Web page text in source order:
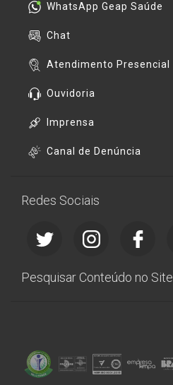
WhatsApp Geap Saúde
Chat
Atendimento Presencial
Ouvidoria
Imprensa
Canal de Denúncia
Redes Sociais
Pesquisar Conteúdo no Site